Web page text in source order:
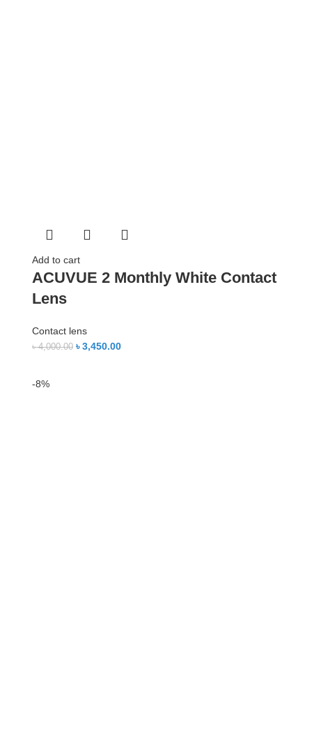
Add to cart
ACUVUE 2 Monthly White Contact
Lens
Contact lens
৳4,000.00 ৳3,450.00
-8%